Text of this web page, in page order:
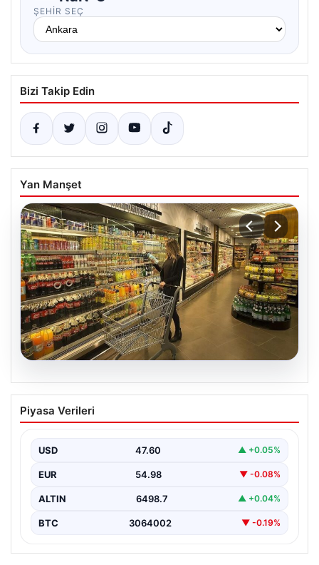
ŞEHIR SEÇ
Bizi Takip Edin
Yan Manşet
Enflasyon verileri ne zaman
açıklanacak? 2026 TÜİK mart ayı
Piyasa Verileri
USD 47.60 ▲ +0.05%
EUR 54.98 ▼ -0.08%
ALTIN 6498.7 ▲ +0.04%
BTC 3064002 ▼ -0.19%